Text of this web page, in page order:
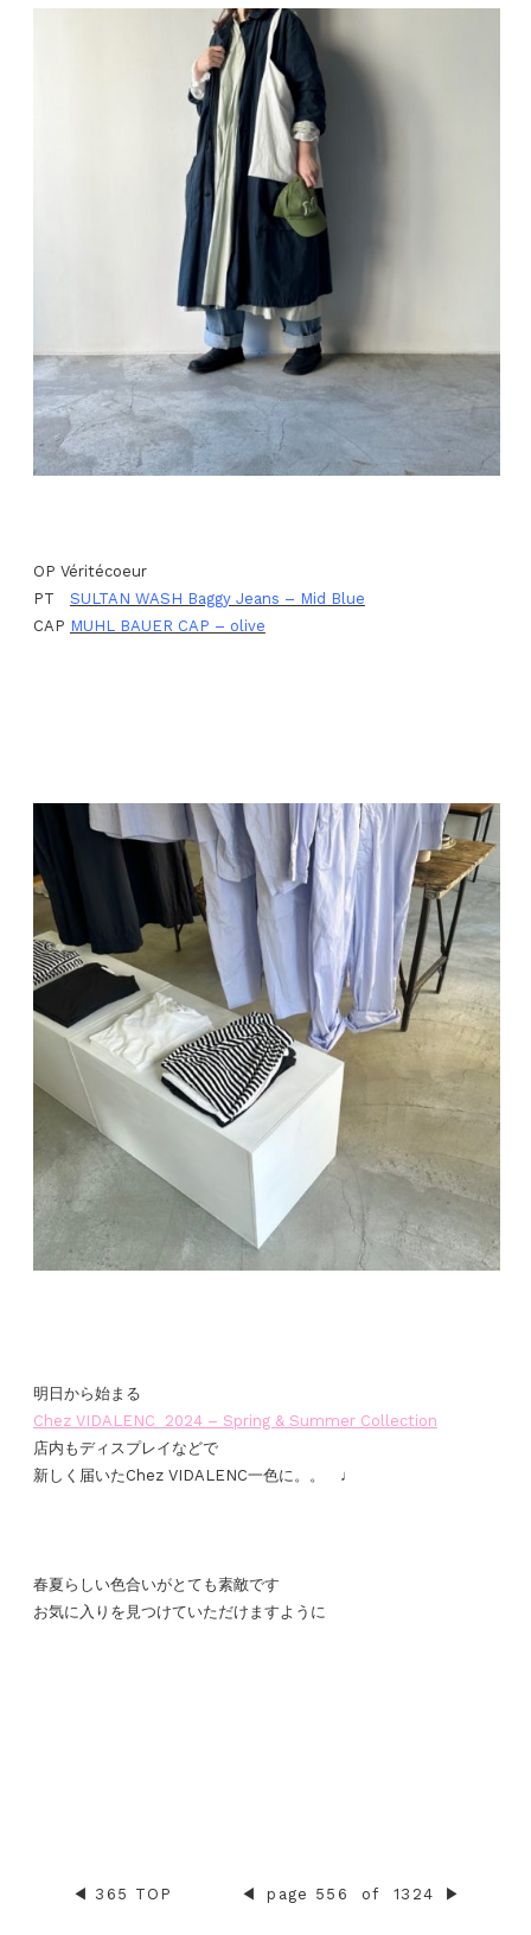
OP Véritécoeur
PT SULTAN WASH Baggy Jeans – Mid Blue
CAP MUHL BAUER CAP – olive
明日から始まる
Chez VIDALENC 2024 – Spring & Summer Collection
店内もディスプレイなどで
新しく届いたChez VIDALENC一色に。。 ♩
春夏らしい色合いがとても素敵です
お気に入りを見つけていただけますように
◀︎ 365 TOP ◀︎ page 556 of 1324 ▶︎